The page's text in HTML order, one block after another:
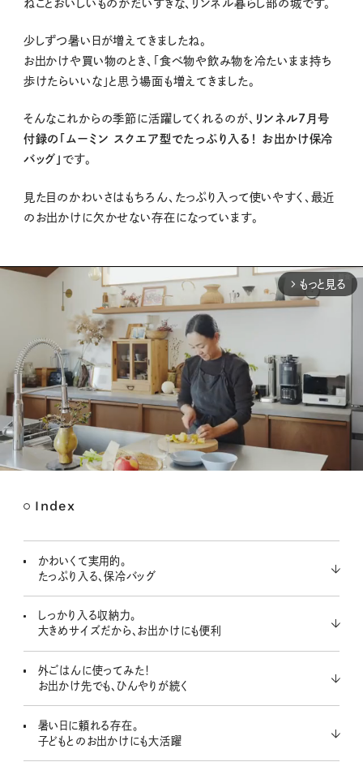
ねことおいしいものがだいすきな、リンネル暮らし部の城です。
少しずつ暑い日が増えてきましたね。
お出かけや買い物のとき、「食べ物や飲み物を冷たいまま持ち
歩けたらいいな」と思う場面も増えてきました。
そんなこれからの季節に活躍してくれるのが、 リンネル7月号
付録の「ムーミン スクエア型でたっぷり入る！ お出かけ保冷
バッグ」 です。
見た目のかわいさはもちろん、たっぷり入って使いやすく、最近
のお出かけに欠かせない存在になっています。
arrow_forward_ios もっと見る
Index
かわいくて実用的。
たっぷり入る、保冷バッグ
しっかり入る収納力。
大きめサイズだから、お出かけにも便利
外ごはんに使ってみた！
お出かけ先でも、ひんやりが続く
暑い日に頼れる存在。
子どもとのお出かけにも大活躍